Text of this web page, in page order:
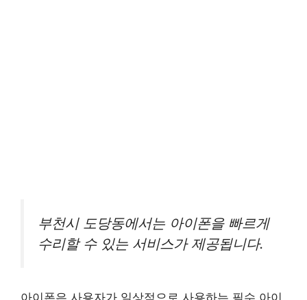
부천시 도당동에서는 아이폰을 빠르게
수리할 수 있는 서비스가 제공됩니다.
아이폰은 사용자가 일상적으로 사용하는 필수 아이